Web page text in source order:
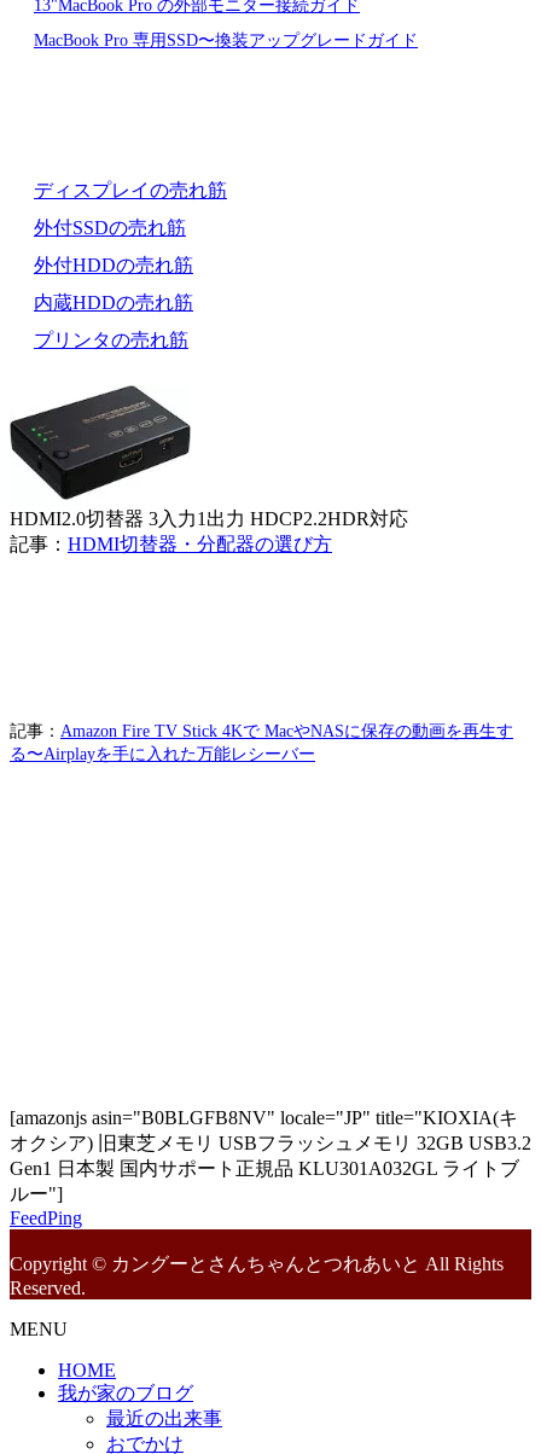
13"MacBook Pro の外部モニター接続ガイド
MacBook Pro 専用SSD〜換装アップグレードガイド
ディスプレイの売れ筋
外付SSDの売れ筋
外付HDDの売れ筋
内蔵HDDの売れ筋
プリンタの売れ筋
HDMI2.0切替器 3入力1出力 HDCP2.2HDR対応
記事： HDMI切替器・分配器の選び方
記事： Amazon Fire TV Stick 4Kで MacやNASに保存の動画を再生す
る〜Airplayを手に入れた万能レシーバー
[amazonjs asin="B0BLGFB8NV" locale="JP" title="KIOXIA(キ
オクシア) 旧東芝メモリ USBフラッシュメモリ 32GB USB3.2
Gen1 日本製 国内サポート正規品 KLU301A032GL ライトブ
ルー"]
FeedPing
Copyright © カングーとさんちゃんとつれあいと All Rights
Reserved.
MENU
HOME
我が家のブログ
最近の出来事
おでかけ